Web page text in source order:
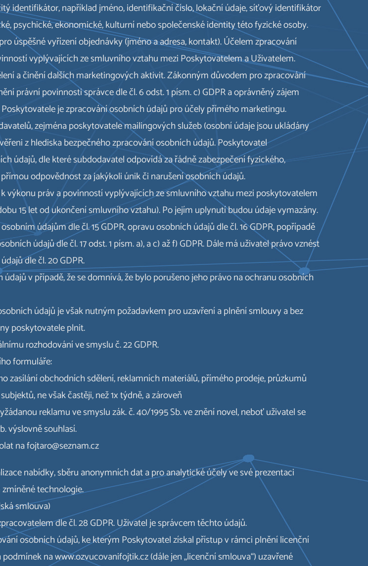
identifikátor, například jméno, identifikační číslo, lokační údaje, síťový identifikátor
psychické, ekonomické, kulturní nebo společenské identity této fyzické osoby.
úspěšné vyřízení objednávky (jméno a adresa, kontakt). Účelem zpracování
vyplývajících ze smluvního vztahu mezi Poskytovatelem a Uživatelem.
a činění dalších marketingových aktivit. Zákonným důvodem pro zpracování
právní povinnosti správce dle čl. 6 odst. 1 písm. c) GDPR a oprávněný zájem
je zpracování osobních údajů pro účely přímého marketingu.
zejména poskytovatele mailingových služeb (osobní údaje jsou ukládány
z hlediska bezpečného zpracování osobních údajů. Poskytovatel
údajů, dle které subdodavatel odpovídá za řádně zabezpečení fyzického,
odpovědnost za jakýkoli únik či narušení osobních údajů.
výkonu práv a povinností vyplývajících ze smluvního vztahu mezi poskytovatelem
15 let od ukončení smluvního vztahu). Po jejím uplynutí budou údaje vymazány.
údajům dle čl. 15 GDPR, opravu osobních údajů dle čl. 16 GDPR, popřípadě
údajů dle čl. 17 odst. 1 písm. a), a c) až f) GDPR. Dále má uživatel právo vznést
dle čl. 20 GDPR.
v případě, že se domnívá, že bylo porušeno jeho právo na ochranu osobních
údajů je však nutným požadavkem pro uzavření a plnění smlouvy a bez
poskytovatele plnit.
rozhodování ve smyslu č. 22 GDPR.
formuláře:
zasílání obchodních sdělení, reklamních materiálů, přímého prodeje, průzkumů
ne však častěji, než 1x týdně, a zároveň
reklamu ve smyslu zák. č. 40/1995 Sb. ve znění novel, neboť uživatel se
výslovně souhlasí.
na fojtaro@seznam.cz
nabídky, sběru anonymních dat a pro analytické účely ve své prezentaci
technologie.
smlouva)
dle čl. 28 GDPR. Uživatel je správcem těchto údajů.
osobních údajů, ke kterým Poskytovatel získal přístup v rámci plnění licenční
na www.ozvucovanifojtik.cz (dále jen „licenční smlouva“) uzavřené